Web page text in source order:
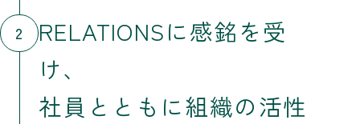
2
RELATIONSに感銘を受
け、
社員とともに組織の活性